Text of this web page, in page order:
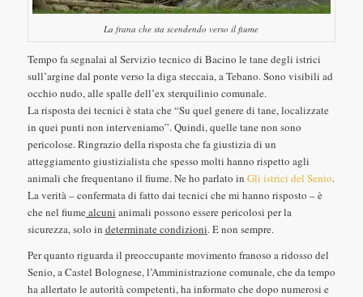
La frana che sta scendendo verso il fiume
Tempo fa segnalai al Servizio tecnico di Bacino le tane degli istrici
sull’argine dal ponte verso la diga steccaia, a Tebano. Sono visibili ad
occhio nudo, alle spalle dell’ex sterquilinio comunale.
La risposta dei tecnici è stata che “Su quel genere di tane, localizzate
in quei punti non interveniamo”. Quindi, quelle tane non sono
pericolose. Ringrazio della risposta che fa giustizia di un
atteggiamento giustizialista che spesso molti hanno rispetto agli
animali che frequentano il fiume. Ne ho parlato in Gli istrici del Senio.
La verità – confermata di fatto dai tecnici che mi hanno risposto – è
che nel fiumealcuni animali possono essere pericolosi per la
sicurezza, solo in determinate condizioni. E non sempre.
Per quanto riguarda il preoccupante movimento franoso a ridosso del
Senio, a Castel Bolognese, l’Amministrazione comunale, che da tempo
ha allertato le autorità competenti, ha informato che dopo numerosi e